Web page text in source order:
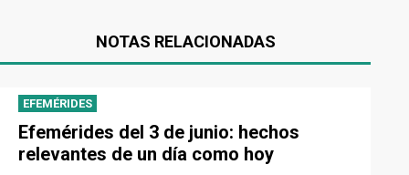
NOTAS RELACIONADAS
EFEMÉRIDES
Efemérides del 3 de junio: hechos
relevantes de un día como hoy